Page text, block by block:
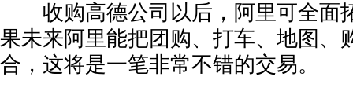
收购高德公司以后，阿里可全面
果未来阿里能把团购、打车、地图、
合，这将是一笔非常不错的交易。
杰瑞新品发布专访：数据引领城市交通指... 苏州